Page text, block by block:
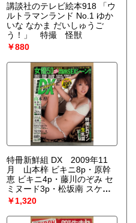
講談社のテレビ絵本918 「ウ
ルトラマンランド No.1 ゆか
いな なかま だいしゅうご
う！」 特撮 怪獣
￥880
特冊新鮮組 DX 2009年11
月 山本梓 ビキニ8p・原幹
恵 ビキニ4p・藤川のぞみ セ
ミヌード3p・松坂南 スケ乳
2p・明日香キララ 4p・春菜
はな・来栖あつこ・特撮ヒロ
イン生乳首18連発 4p 他
￥1,320